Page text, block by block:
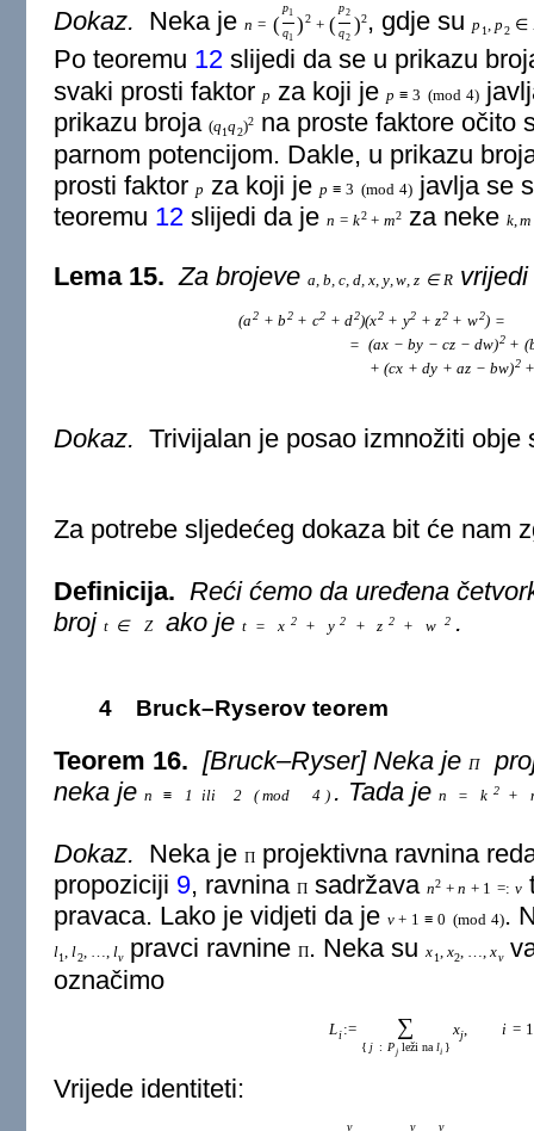
Dokaz. Neka jen = (
p1
q1
)2 + (
p2
q2
)2, gdje sup 1 p2 ∈
Po teoremu 12 slijedi da se u prikazu
svaki prosti faktor p za koji je p ≡ 3 (mod 4)
prikazu broja (q1q2)2
na proste faktore očito
parnom potencijom. Dakle, u prikazu
prosti faktor p za koji je p ≡ 3 (mod 4) javlja se
teoremu 12slijedi da je n = k2 + m2za neke k,m
Lema 15. Za brojevea, b, c, d, x, y,w, z ∈ R
(a2 + b2 + c2 + d2)(x2 + y2 + z2 + w2) =
= (ax − by − cz − dw)2 + (
+ (cx + dy + az − bw)2
Dokaz. Trivijalan je posao izmnožiti obje
Za potrebe sljedećeg dokaza bit će nam
Definicija. Reći ćemo da uređena
broj t ∈ Z ako jet = x 2 + y 2 + z 2 + w 2 .
4 Bruck–Ryserov teorem
Teorem 16. [Bruck–Ryser] Neka jeΠ
neka je n ≡ 1 ili 2 ( mod 4 ) . Tada jen = k 2 +
Dokaz. Neka jeΠ projektivna ravnina
propoziciji 9, ravnina Πsadržava n2 + n + 1 =: v
pravaca. Lako je vidjeti da je v + 1 ≡ 0 (mod 4).
l1, l2, …, lvpravci ravnineΠ. Neka sux1, x2, …, xv
označimo
Li:= ∑
{ j : Pjleži na li }
xj i = 1
Vrijede identiteti:
v v v